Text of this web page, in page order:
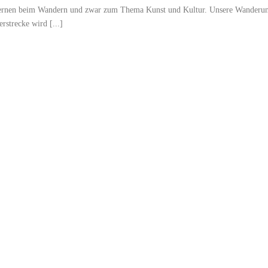
beim Wandern und zwar zum Thema Kunst und Kultur. Unsere
wird [...]